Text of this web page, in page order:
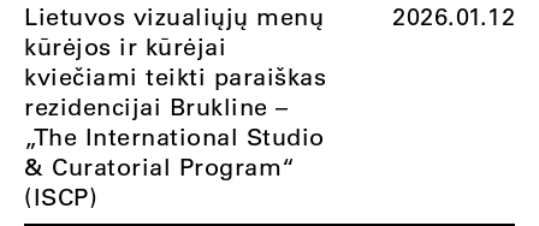
Lietuvos vizualiųjų menų
kūrėjos ir kūrėjai
kviečiami teikti paraiškas
rezidencijai Brukline –
„The International Studio
& Curatorial Program“
(ISCP)
2026.01.12